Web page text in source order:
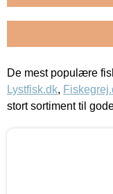
De mest populære
Lystfisk.dk,
stort sortiment til